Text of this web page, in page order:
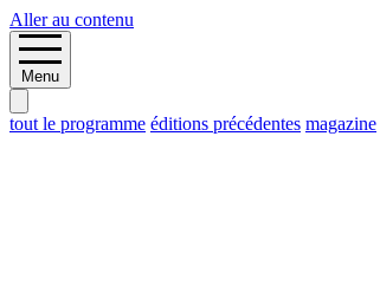
Aller au contenu
Menu
tout le programme éditions précédentes magazine